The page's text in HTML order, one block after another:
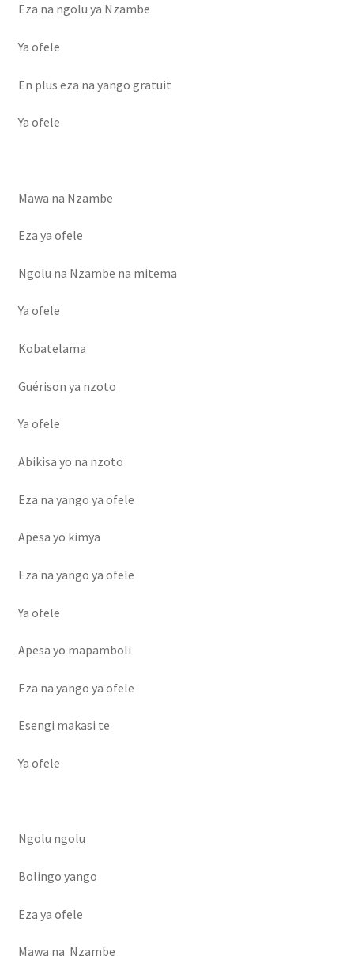
Eza na ngolu ya Nzambe
Ya ofele
En plus eza na yango gratuit
Ya ofele
Mawa na Nzambe
Eza ya ofele
Ngolu na Nzambe na mitema
Ya ofele
Kobatelama
Guérison ya nzoto
Ya ofele
Abikisa yo na nzoto
Eza na yango ya ofele
Apesa yo kimya
Eza na yango ya ofele
Ya ofele
Apesa yo mapamboli
Eza na yango ya ofele
Esengi makasi te
Ya ofele
Ngolu ngolu
Bolingo yango
Eza ya ofele
Mawa na Nzambe